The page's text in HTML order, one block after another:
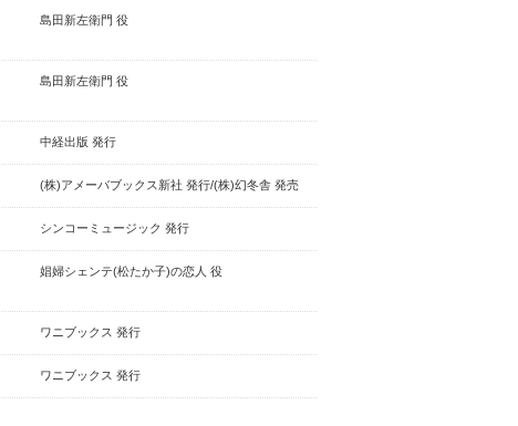
島田新左衛門 役
島田新左衛門 役
中経出版 発行
(株)アメーバブックス新社 発行/(株)幻冬舎 発売
シンコーミュージック 発行
娼婦シェンテ(松たか子)の恋人 役
ワニブックス 発行
ワニブックス 発行